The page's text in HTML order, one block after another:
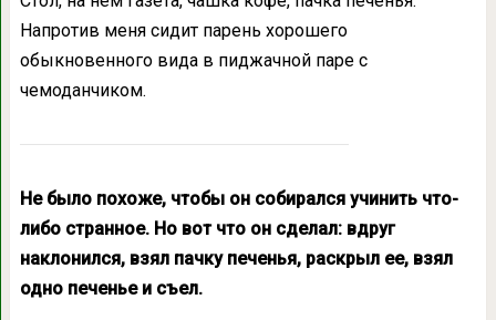
Напротив меня сидит парень хорошего
обыкновенного вида в пиджачной паре с
чемоданчиком.
Не было похоже, чтобы он собирался учинить что-
либо странное. Но вот что он сделал: вдруг
наклонился, взял пачку печенья, раскрыл ее, взял
одно печенье и съел.